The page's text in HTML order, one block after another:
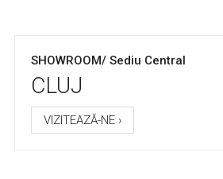
SHOWROOM/ Sediu Central
CLUJ
VIZITEAZĂ-NE ›